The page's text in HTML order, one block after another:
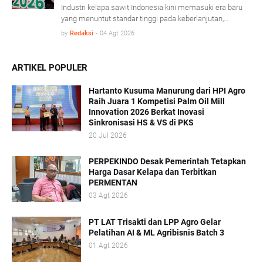
persen dibandingkan periode yang sama tahun lalu,
didorong penguatan harga CPO di pasar global.
Industri kelapa sawit Indonesia kini memasuki era baru
yang menuntut standar tinggi pada keberlanjutan,
keamanan pangan, dan adaptasi teknologi modern.
Sumatera Utara, Kamis (9/7/2026), SIPEF Group/PT
merombak tradisi operasional lama demi menjawab
tantangan pasar global.
by Redaksi - 04 Agt 2026
ARTIKEL POPULER
Hartanto Kusuma Manurung dari HPI Agro
Raih Juara 1 Kompetisi Palm Oil Mill
Innovation 2026 Berkat Inovasi
Sinkronisasi HS & VS di PKS
20 Jul 2026
PERPEKINDO Desak Pemerintah Tetapkan
Harga Dasar Kelapa dan Terbitkan
PERMENTAN
03 Agt 2026
PT LAT Trisakti dan LPP Agro Gelar
Pelatihan AI & ML Agribisnis Batch 3
01 Agt 2026